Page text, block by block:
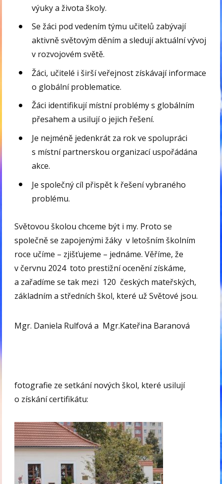
výuky a života školy.
Se žáci pod vedením týmu učitelů zabývají
aktivně světovým děním a sledují aktuální vývoj
v rozvojovém světě.
Žáci, učitelé i širší veřejnost získávají informace
o globální problematice.
Žáci identifikují místní problémy s globálním
přesahem a usilují o jejich řešení.
Je nejméně jedenkrát za rok ve spolupráci
s místní partnerskou organizací uspořádána
akce.
Je společný cíl přispět k řešení vybraného
problému.
Světovou školou chceme být i my. Proto se
společně se zapojenými žáky v letošním školním
roce učíme – zjišťujeme – jednáme. Věříme, že
v červnu 2024 toto prestižní ocenění získáme,
a zařadíme se tak mezi 120 českých mateřských,
základním a středních škol, které už Světové jsou.
Mgr. Daniela Rulfová a Mgr.Kateřina Baranová
fotografie ze setkání nových škol, které usilují
o získání certifikátu: